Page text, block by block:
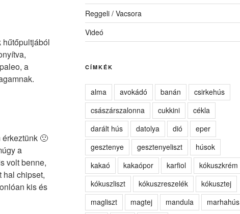
hűtőpultjából
a
🙁
a
volt benne,
hal chipset,
kis és
Reggeli / Vacsora
Videó
CÍMKÉK
alma avokádó banán
csirkehús
császárszalonna
cukkini
cékla
darált hús
datolya dió
eper
gesztenye
gesztenyeliszt
húsok
kakaó
kakaópor karfiol
kókuszkrém
kókuszliszt
kókuszreszelék
kókusztej
magliszt
magtej mandula
marhahús